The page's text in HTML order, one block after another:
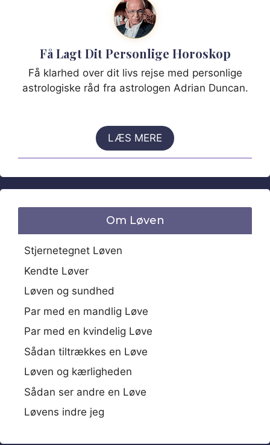
Få Lagt Dit Personlige Horoskop
Få klarhed over dit livs rejse med personlige
astrologiske råd fra astrologen Adrian Duncan.
LÆS MERE
Om Løven
Stjernetegnet Løven
Kendte Løver
Løven og sundhed
Par med en mandlig Løve
Par med en kvindelig Løve
Sådan tiltrækkes en Løve
Løven og kærligheden
Sådan ser andre en Løve
Løvens indre jeg